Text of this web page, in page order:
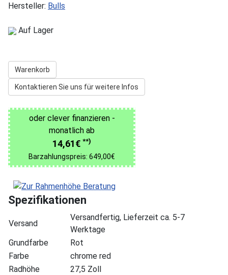
Hersteller: Bulls
Auf Lager
Warenkorb
Kontaktieren Sie uns für weitere Infos
oder clever finanzieren -
monatlich ab
14,61€ **)
Barzahlungspreis: 649,00€
Spezifikationen
Versand
Versandfertig, Lieferzeit ca. 5-7
Werktage
Grundfarbe
Rot
Farbe
chrome red
Radhöhe
27,5 Zoll